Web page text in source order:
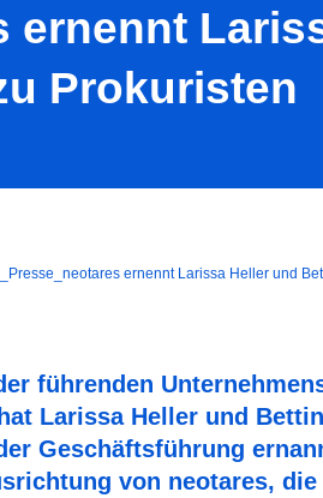
ernennt
Prokuristen
führenden
Larissa Heller und
Geschäftsführung
von neotares,